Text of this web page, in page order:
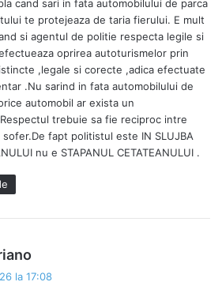
cand sari in fata automobilului de parca
te protejeaza de taria fierului. E mult
si agentul de politie respecta legile si
oprirea autoturismelor prin
,legale si corecte ,adica efectuate
.Nu sarind in fata automobilului de
automobil ar exista un
trebuie sa fie reciproc intre
fapt politistul este IN SLUJBA
nu e STAPANUL CETATEANULUI .
la 17:08